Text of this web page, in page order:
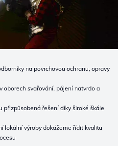
na povrchovou ochranu, opravy
oborech svařování, pájení natvrdo a
přizpůsobená řešení díky široké škále
lokální výroby dokážeme řídit kvalitu